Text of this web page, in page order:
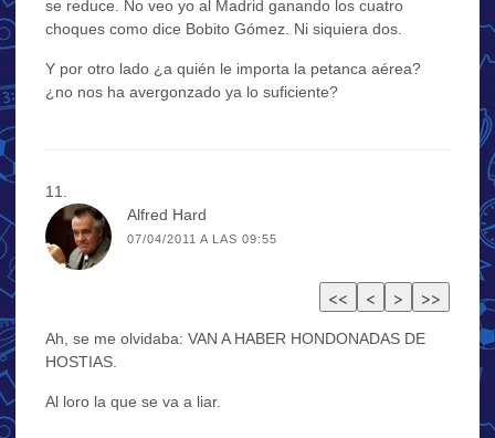
se reduce. No veo yo al Madrid ganando los cuatro
choques como dice Bobito Gómez. Ni siquiera dos.
Y por otro lado ¿a quién le importa la petanca aérea?
¿no nos ha avergonzado ya lo suficiente?
Alfred Hard
07/04/2011 A LAS 09:55
Ah, se me olvidaba: VAN A HABER HONDONADAS DE
HOSTIAS.
Al loro la que se va a liar.